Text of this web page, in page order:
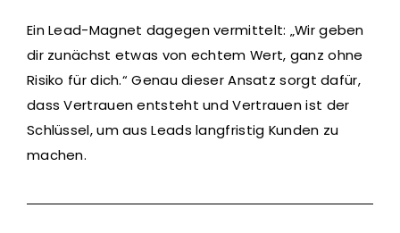
Ein Lead-Magnet dagegen vermittelt: „Wir geben
dir zunächst etwas von echtem Wert, ganz ohne
Risiko für dich.“ Genau dieser Ansatz sorgt dafür,
dass Vertrauen entsteht und Vertrauen ist der
Schlüssel, um aus Leads langfristig Kunden zu
machen.